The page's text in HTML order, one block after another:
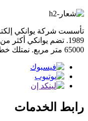
تأسست شركة يوانكي
65000 متر مربع. نمتلك خطوط إنتاج حديثة ومعدات تحكم متطورة.
رابط الخدمات